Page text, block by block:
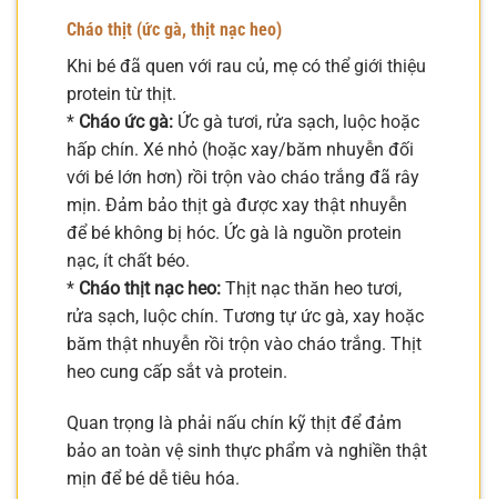
Cháo thịt (ức gà, thịt nạc heo)
Khi bé đã quen với rau củ, mẹ có thể giới thiệu
protein từ thịt.
* Cháo ức gà: Ức gà tươi, rửa sạch, luộc hoặc
hấp chín. Xé nhỏ (hoặc xay/băm nhuyễn đối
với bé lớn hơn) rồi trộn vào cháo trắng đã rây
mịn. Đảm bảo thịt gà được xay thật nhuyễn
để bé không bị hóc. Ức gà là nguồn protein
nạc, ít chất béo.
* Cháo thịt nạc heo: Thịt nạc thăn heo tươi,
rửa sạch, luộc chín. Tương tự ức gà, xay hoặc
băm thật nhuyễn rồi trộn vào cháo trắng. Thịt
heo cung cấp sắt và protein.
Quan trọng là phải nấu chín kỹ thịt để đảm
bảo an toàn vệ sinh thực phẩm và nghiền thật
mịn để bé dễ tiêu hóa.